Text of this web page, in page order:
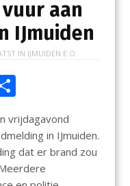
aan
IJmuiden
IN IJMUIDEN E.O.
D
el
e
n
vrijdagavond
in IJmuiden.
dat er brand zou